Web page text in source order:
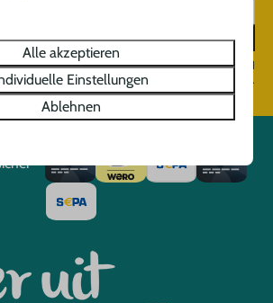
Registrieren Sie sich
durch reCaptcha,Datenschutzbestimmungenund
Servicebedingungen
gelten.
Alle akzeptieren
Einstellungen
Ablehnen